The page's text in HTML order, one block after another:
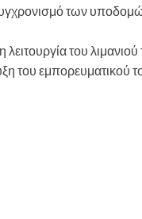
των
του
του εμπορευματικού